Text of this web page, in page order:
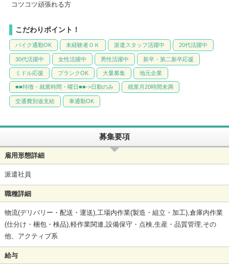
コツコツ頑張れる方
こだわりポイント！
バイク通勤OK 未経験者ＯＫ 派遣スタッフ活躍中 20代活躍中
30代活躍中 女性活躍中 男性活躍中 新卒・第二新卒応援
ミドル応援 ブランクOK 大量募集 地元企業
■■特徴・就業時間・曜日■■->日勤のみ 残業月20時間未満
交通費別途支給 車通勤OK
募集要項
雇用形態詳細
派遣社員
職種詳細
物流(デリバリー・配送・運送),工場内作業(製造・組立・加工),倉庫内作業
(仕分け・梱包・検品),軽作業関連,設備保守・点検,生産・品質管理,その
他、アクティブ系
給与